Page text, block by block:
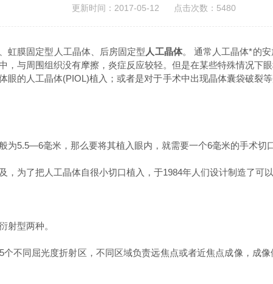
更新时间：2017-05-12 点击次数：5480
虹膜固定型人工晶体、后房固定型 人工晶体。 通常人工晶体*的
，与周围组织没有摩擦，炎症反应较轻。但是在某些特殊情况下
眼的人工晶体(PIOL)植入；或者是对于手术中出现晶体囊袋破裂
5.5—6毫米，那么要将其植入眼内，就需要一个6毫米的手术切
了把人工晶体自很小切口植入，于1984年人们设计制造了可
型两种。
同屈光度折射区，不同区域负责远焦点或者近焦点成像，成